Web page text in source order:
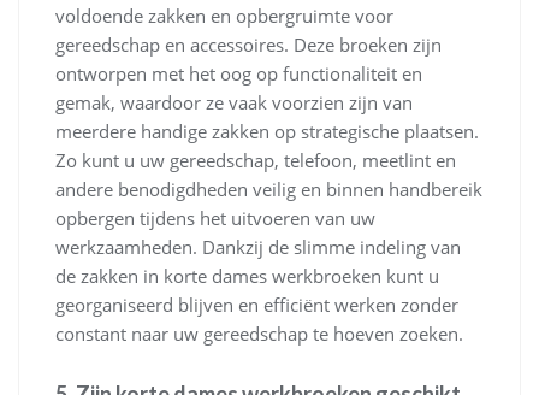
voldoende zakken en opbergruimte voor
gereedschap en accessoires. Deze broeken zijn
ontworpen met het oog op functionaliteit en
gemak, waardoor ze vaak voorzien zijn van
meerdere handige zakken op strategische plaatsen.
Zo kunt u uw gereedschap, telefoon, meetlint en
andere benodigdheden veilig en binnen handbereik
opbergen tijdens het uitvoeren van uw
werkzaamheden. Dankzij de slimme indeling van
de zakken in korte dames werkbroeken kunt u
georganiseerd blijven en efficiënt werken zonder
constant naar uw gereedschap te hoeven zoeken.